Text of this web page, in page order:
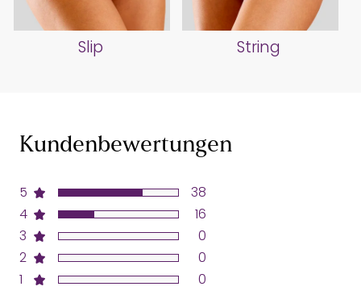
Slip String
Kundenbewertungen
5
4
3
2
1
38
16
0
0
0